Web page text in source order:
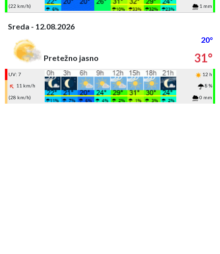
(22 km/h)
1 mm
Sreda - 12.08.2026
20°
Pretežno jasno
31°
UV: 7
12 h
11 km/h
8 %
(28 km/h)
0 mm